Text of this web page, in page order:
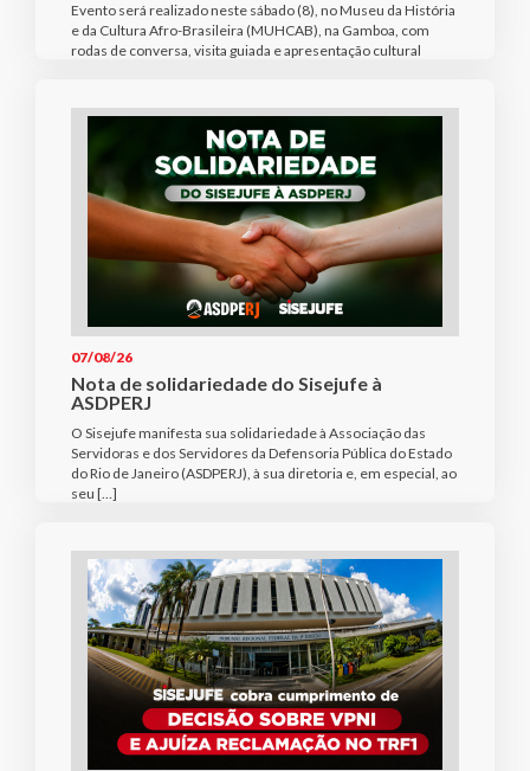
Evento será realizado neste sábado (8), no Museu da História
e da Cultura Afro-Brasileira (MUHCAB), na Gamboa, com
rodas de conversa, visita guiada e apresentação cultural
07/08/26
Nota de solidariedade do Sisejufe à
ASDPERJ
O Sisejufe manifesta sua solidariedade à Associação das
Servidoras e dos Servidores da Defensoria Pública do Estado
do Rio de Janeiro (ASDPERJ), à sua diretoria e, em especial, ao
seu […]